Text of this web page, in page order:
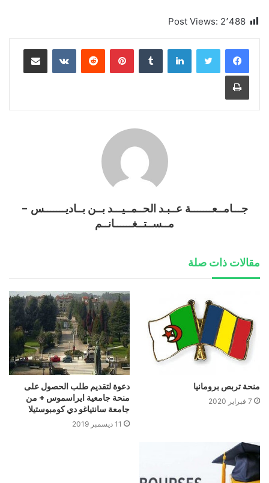
Post Views: 2٬488
لينكدإن بينتيريست مشاركة عبر البريد
طباعة
جـــامــعـــــــة عــبـد الحــمــيـــد بــن بــاديـــــــس -
مــســتــغــــــانــم
مقالات ذات صلة
منحة تربص برومانيا
7 فبراير 2020
دعوة لتقديم طلب الحصول على
منحة جامعية ايراسموس + من
جامعة سانتياغو دي كومبوستيلا
11 ديسمبر 2019